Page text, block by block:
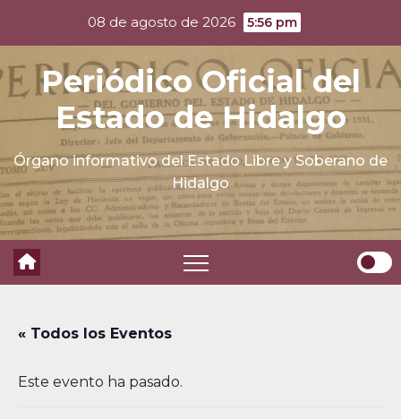
content
08 de agosto de 2026 5:56 pm
Periódico Oficial del
Estado de Hidalgo
Órgano informativo del Estado Libre y Soberano de
Hidalgo
« Todos los Eventos
Este evento ha pasado.